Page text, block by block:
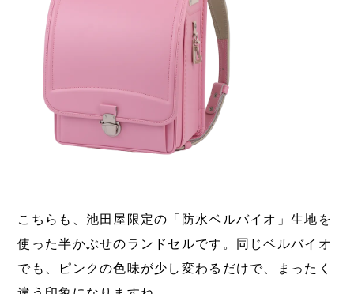
こちらも、池田屋限定の「防水ベルバイオ」生地を
使った半かぶせのランドセルです。同じベルバイオ
でも、ピンクの色味が少し変わるだけで、まったく